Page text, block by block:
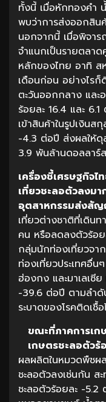
ทั้งนี้ เมื่อหักทองคำ
พบว่าการส่งออกสิน
นอกจากนี้ เมื่อพิจา
จำแนกเป็นรายตลา
หลักของไทย อาทิ ส
เดือนก่อน อย่างไรก็
ตะวันออกกลาง และ
ร้อยละ 16.4 และ
เข้าสินค้าในรูปเงิน
-4.3 ต่อปี ส่งผลให้ดุ
3.9 พันล้านดอลลาร์
เครื่องชี้เศรษฐกิจ
เที่ยวชะลอตัวลงม
อุตสาหกรรมส่งสั
เที่ยวต่างชาติที่เดินท
คน หรือลดลงตัวร้อ
กลุ่มนักท่องเที่ยวจา
ท่องเที่ยวประเทศอื่น
ฮ่องกง และมาเลเซี
-39.6 ต่อปี ตามลำดั
ระบาดของโรคติดเชื้
ขณะที่ภาคการเ
เกษตรชะลอตัว
ผลผลิตในหมวดพืชผ
ชะลอตัวลงเช่นกัน ส
ชะลอตัวร้อยละ -